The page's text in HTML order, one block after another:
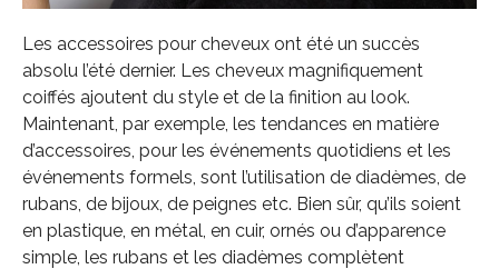
Les accessoires pour cheveux ont été un succès
absolu l’été dernier. Les cheveux magnifiquement
coiffés ajoutent du style et de la finition au look.
Maintenant, par exemple, les tendances en matière
d’accessoires, pour les événements quotidiens et les
événements formels, sont l’utilisation de diadèmes, de
rubans, de bijoux, de peignes etc. Bien sûr, qu’ils soient
en plastique, en métal, en cuir, ornés ou d’apparence
simple, les rubans et les diadèmes complètent